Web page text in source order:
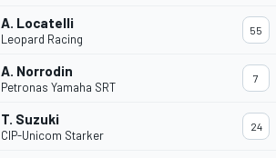
A. Locatelli
Leopard Racing
55
A. Norrodin
Petronas Yamaha SRT
7
T. Suzuki
CIP-Unicom Starker
24